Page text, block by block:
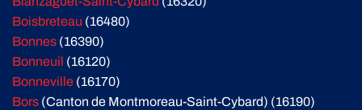
Boisbreteau (16480)
Bonnes (16390)
Bonneuil (16120)
Bonneville (16170)
Bors (Canton de Montmoreau-Saint-Cybard) (16190)